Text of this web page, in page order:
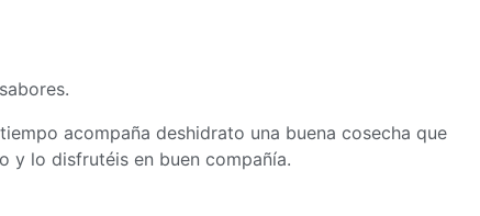
acompaña deshidrato una buena cosecha que
y lo disfrutéis en buen compañía.